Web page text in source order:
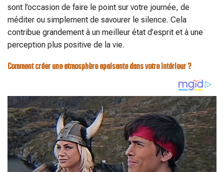
sont l’occasion de faire le point sur votre journée, de
méditer ou simplement de savourer le silence. Cela
contribue grandement à un meilleur état d’esprit et à une
perception plus positive de la vie.
Comment créer une atmosphère apaisante dans votre intérieur ?